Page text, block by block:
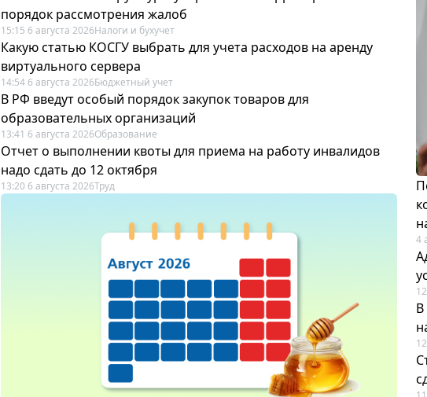
порядок рассмотрения жалоб
15:15 6 августа 2026Налоги и бухучет
Какую статью КОСГУ выбрать для учета расходов на аренду
виртуального сервера
14:54 6 августа 2026Бюджетный учет
В РФ введут особый порядок закупок товаров для
образовательных организаций
13:41 6 августа 2026Образование
Отчет о выполнении квоты для приема на работу инвалидов
надо сдать до 12 октября
13:20 6 августа 2026Труд
4